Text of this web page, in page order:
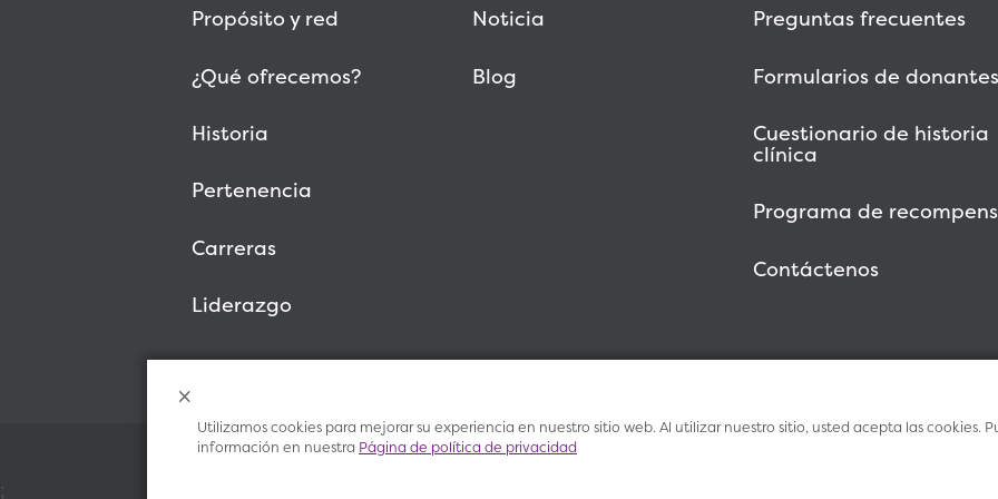
Propósito y red
¿Qué ofrecemos?
Historia
Pertenencia
Carreras
Liderazgo
Noticia
Blog
Preguntas frecuentes
Formularios de donantes
Cuestionario de historia
clínica
Programa de
Contáctenos
;
Utilizamos cookies para mejorar su experiencia en nuestro sitio web. Al utilizar nuestro sitio, usted acepta las cookies.
información en nuestra Página de política de privacidad